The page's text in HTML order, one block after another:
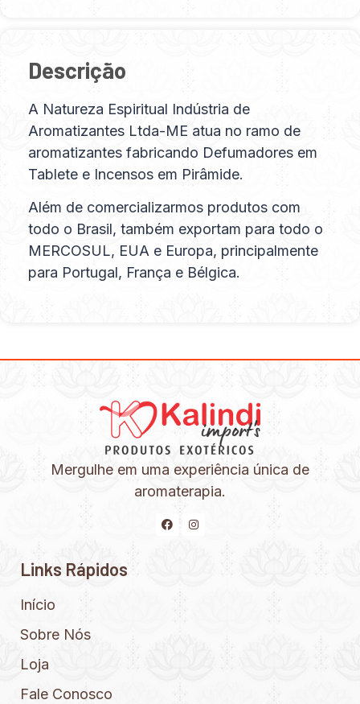
Descrição
A Natureza Espiritual Indústria de
Aromatizantes Ltda-ME atua no ramo de
aromatizantes fabricando Defumadores em
Tablete e Incensos em Pirâmide.
Além de comercializarmos produtos com
todo o Brasil, também exportam para todo o
MERCOSUL, EUA e Europa, principalmente
para Portugal, França e Bélgica.
Mergulhe em uma experiência única de
aromaterapia.
Links Rápidos
Início
Sobre Nós
Loja
Fale Conosco